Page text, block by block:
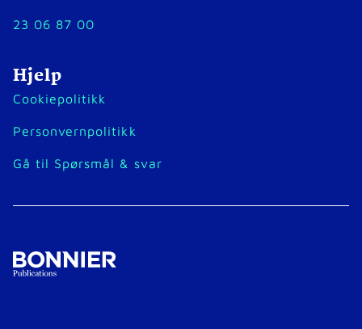
23 06 87 00
Hjelp
Cookiepolitikk
Personvernpolitikk
Gå til Spørsmål & svar